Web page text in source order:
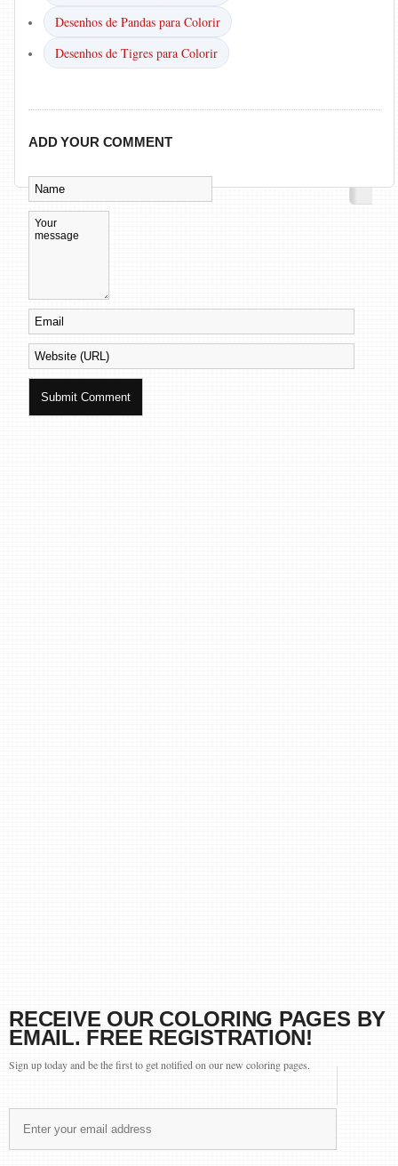
Desenhos de Pandas para Colorir
Desenhos de Tigres para Colorir
ADD YOUR COMMENT
RECEIVE OUR COLORING PAGES BY
EMAIL. FREE REGISTRATION!
Sign up today and be the first to get notified on our new coloring pages.